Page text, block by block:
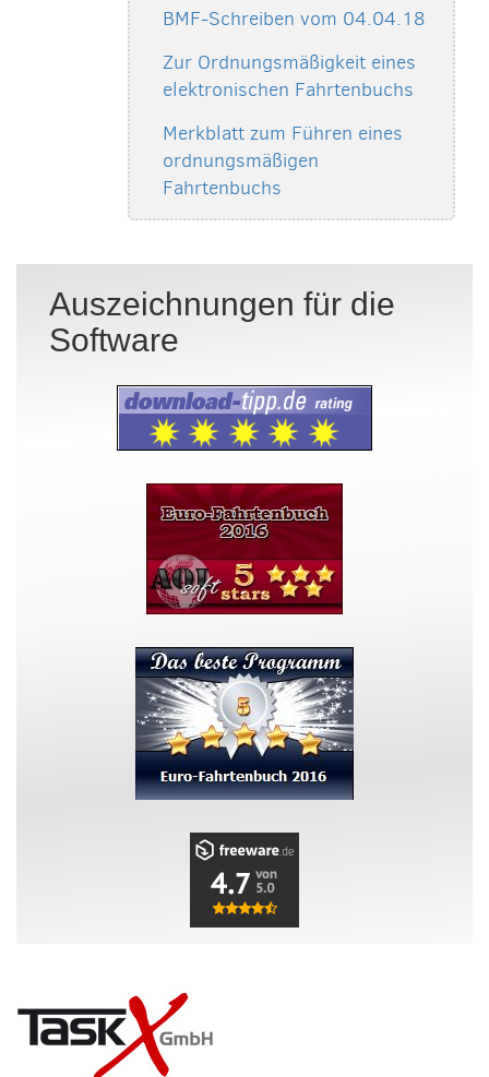
BMF-Schreiben vom 04.04.18
Zur Ordnungsmäßigkeit eines
elektronischen Fahrtenbuchs
Merkblatt zum Führen eines
ordnungsmäßigen
Fahrtenbuchs
Auszeichnungen für die
Software